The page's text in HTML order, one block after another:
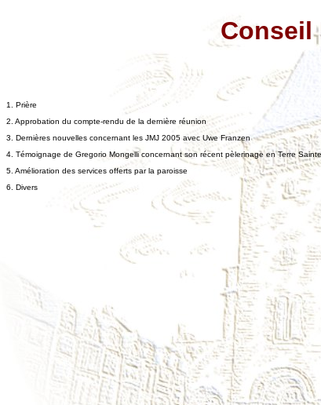
Conseil
1. Prière
2. Approbation du compte-rendu de la dernière réunion
3. Dernières nouvelles concernant les JMJ 2005 avec Uwe Franzen
4. Témoignage de Gregorio Mongelli concernant son récent pèlerinage en Terre Sainte
5. Amélioration des services offerts par la paroisse
6. Divers